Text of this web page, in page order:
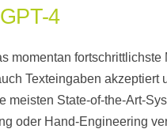
4
momentan
Texteingaben akzeptiert
meisten State-of-the-Art-
oder Hand-Engineering